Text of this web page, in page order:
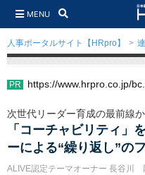
MENU
人事ポータルサイト【HRpro】
https://www.hrpro.co.jp/
次世代リーダー育成の最前線
「コーチャビリティ」
ーによる“繰り返し”の
ALIVE認定テーマオーナー 長谷川